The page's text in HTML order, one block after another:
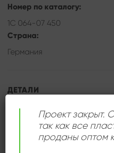
Номер по каталогу:
1C 064-07 450
Страна:
Германия
ДЕТАЛИ
Проект закрыт.
так как все
проданы оптом